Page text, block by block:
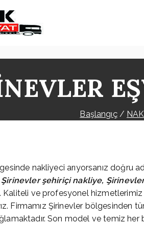
İstanbul Şehir İçi
Başlangıç
nakliyeci arıyorsanız doğru
şehiriçi nakliye,
Kaliteli ve profesyonel
Firmamız Şirinevler bölgesinden
Son model ve temiz